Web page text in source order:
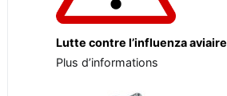
Lutte contre l’influenza aviaire
Plus d’informations